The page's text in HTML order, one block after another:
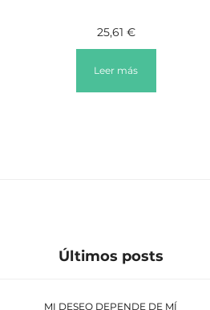
25,61 €
Leer más
Últimos posts
MI DESEO DEPENDE DE MÍ